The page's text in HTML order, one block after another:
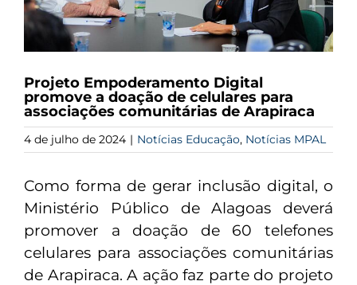
Projeto Empoderamento Digital
promove a doação de celulares para
associações comunitárias de Arapiraca
4 de julho de 2024 | Notícias Educação, Notícias MPAL
Como forma de gerar inclusão digital, o
Ministério Público de Alagoas deverá
promover a doação de 60 telefones
celulares para associações comunitárias
de Arapiraca. A ação faz parte do projeto